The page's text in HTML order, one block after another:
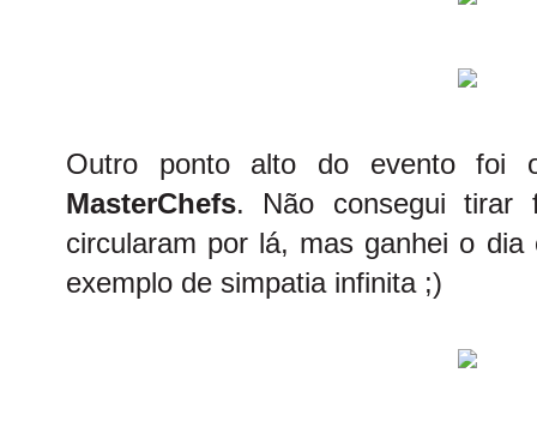
Outro ponto alto do evento foi
MasterChefs. Não consegui tirar
circularam por lá, mas ganhei o
exemplo de simpatia infinita ;)